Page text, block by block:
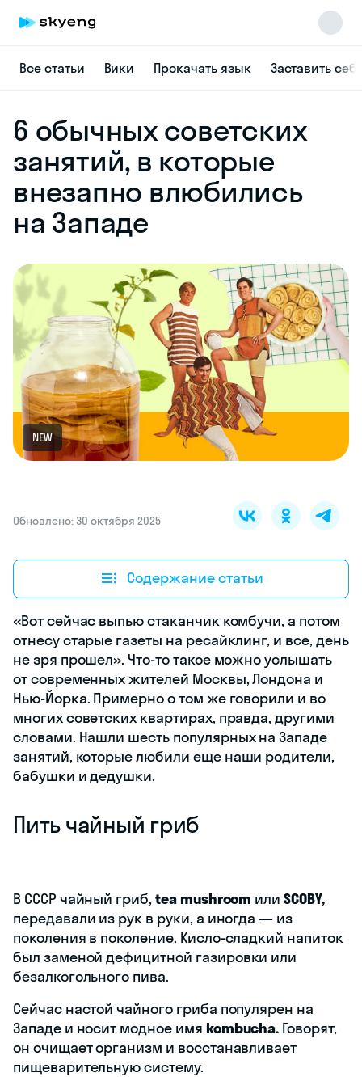
Все статьи Вики Прокачать язык Заставить
6 обычных советских
занятий, в которые
внезапно влюбились
на Западе
NEW
Обновлено: 30 октября 2025
Содержание статьи
«Вот сейчас выпью стаканчик комбучи, а потом
отнесу старые газеты на ресайклинг, и все, день
не зря прошел». Что-то такое можно услышать
от современных жителей Москвы, Лондона и
Нью-Йорка. Примерно о том же говорили и во
многих советских квартирах, правда, другими
словами. Нашли шесть популярных на Западе
занятий, которые любили еще наши родители,
бабушки и дедушки.
Пить чайный гриб
В СССР чайный гриб, tea mushroom илиSCOBY,
передавали из рук в руки, а иногда — из
поколения в поколение. Кисло-сладкий напиток
был заменой дефицитной газировки или
безалкогольного пива.
Сейчас настой чайного гриба популярен на
Западе и носит модное имя kombucha. Говорят,
он очищает организм и восстанавливает
пищеварительную систему.
Skyeng Chat
online